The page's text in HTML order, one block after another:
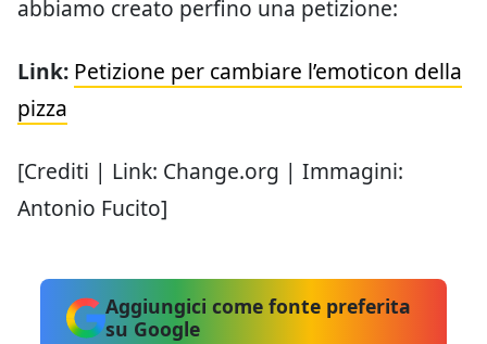
abbiamo creato perfino una petizione:
Link: Petizione per cambiare l’emoticon della
pizza
[Crediti | Link: Change.org | Immagini:
Antonio Fucito]
Aggiungici come fonte preferita
su Google